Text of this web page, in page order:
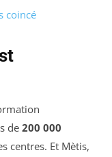
coincé
de 200 000
centres. Et Mètis,